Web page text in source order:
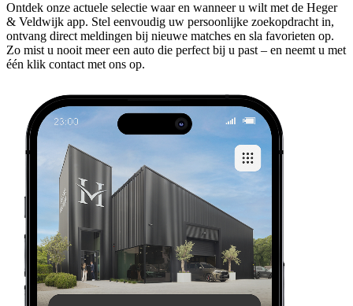
Ontdek onze actuele selectie waar en wanneer u wilt met de Heger
& Veldwijk app. Stel eenvoudig uw persoonlijke zoekopdracht in,
ontvang direct meldingen bij nieuwe matches en sla favorieten op.
Zo mist u nooit meer een auto die perfect bij u past – en neemt u met
één klik contact met ons op.